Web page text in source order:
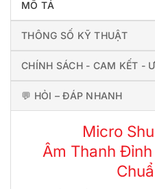
MÔ TẢ
THÔNG SỐ KỸ THUẬT
CHÍNH SÁCH - CAM KẾT -
💬 HỎI – ĐÁP NHANH
Micro
Âm Thanh